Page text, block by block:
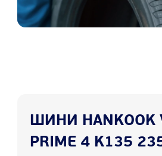
ШИНИ HANKOOK
PRIME 4 K135